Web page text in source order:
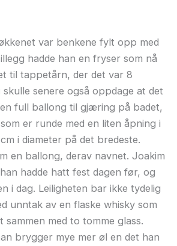
var benkene fylt opp med
hadde han en fryser som nå
til tappetårn, der det var 8
senere også oppdage at det
full ballong til gjæring på badet,
er runde med en liten åpning i
i diameter på det bredeste.
en ballong, derav navnet. Joakim
hadde hatt fest dagen før, og
i dag. Leiligheten bar ikke tydelig
unntak av en flaske whisky som
med to tomme glass.
brygger mye mer øl en det han